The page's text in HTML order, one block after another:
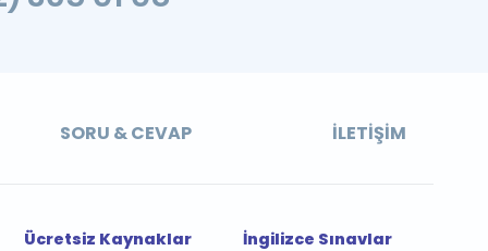
SORU & CEVAP İLETIŞIM
Ücretsiz Kaynaklar
İngilizce Sınavlar